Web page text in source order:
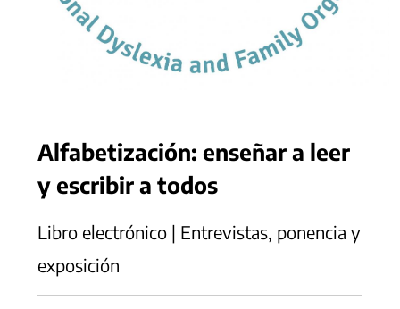
Alfabetización: enseñar a leer
y escribir a todos
Libro electrónico | Entrevistas, ponencia y
exposición